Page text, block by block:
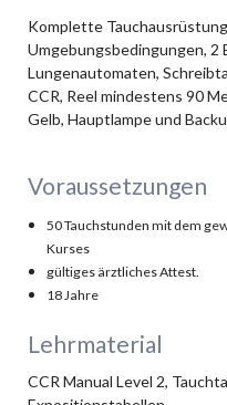
Komplette
Umgebungsbedingungen, 2
Lungenautomaten,
CCR, Reel mindestens 90
Gelb, Hauptlampe und
Voraussetzungen
50 Tauchstunden mit dem
Kurses
gültiges ärztliches Attest.
18 Jahre
Lehrmaterial
CCR Manual Level 2,